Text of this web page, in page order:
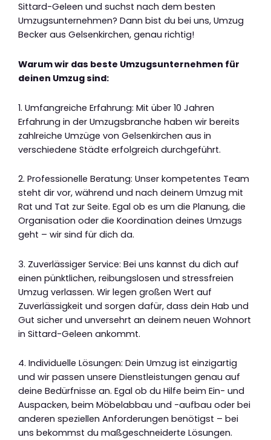
Sittard-Geleen und suchst nach dem besten
Umzugsunternehmen? Dann bist du bei uns, Umzug
Becker aus Gelsenkirchen, genau richtig!
Warum wir das beste Umzugsunternehmen für
deinen Umzug sind:
1. Umfangreiche Erfahrung: Mit über 10 Jahren
Erfahrung in der Umzugsbranche haben wir bereits
zahlreiche Umzüge von Gelsenkirchen aus in
verschiedene Städte erfolgreich durchgeführt.
2. Professionelle Beratung: Unser kompetentes Team
steht dir vor, während und nach deinem Umzug mit
Rat und Tat zur Seite. Egal ob es um die Planung, die
Organisation oder die Koordination deines Umzugs
geht – wir sind für dich da.
3. Zuverlässiger Service: Bei uns kannst du dich auf
einen pünktlichen, reibungslosen und stressfreien
Umzug verlassen. Wir legen großen Wert auf
Zuverlässigkeit und sorgen dafür, dass dein Hab und
Gut sicher und unversehrt an deinem neuen Wohnort
in Sittard-Geleen ankommt.
4. Individuelle Lösungen: Dein Umzug ist einzigartig
und wir passen unsere Dienstleistungen genau auf
deine Bedürfnisse an. Egal ob du Hilfe beim Ein- und
Auspacken, beim Möbelabbau und -aufbau oder bei
anderen speziellen Anforderungen benötigst – bei
uns bekommst du maßgeschneiderte Lösungen.